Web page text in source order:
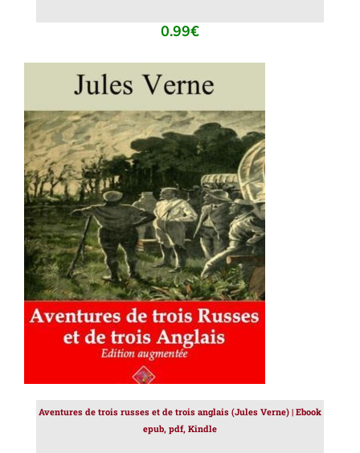
0.99€
AJOUTER AU PANIER / DÉTAILS
Aventures de trois russes et de trois anglais (Jules Verne) | Ebook
epub, pdf, Kindle